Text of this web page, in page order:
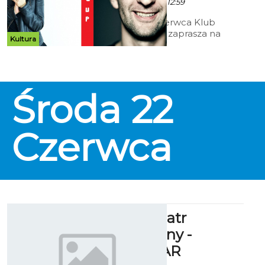
Kultura
We wtorek 21 czerwca Klub
Kawałek Podłogi zaprasza na
kolejną odsłonę popularnej
Środa 22
Czerwca
Bałtycki Teatr
Dramatyczny -
REPERTUAR